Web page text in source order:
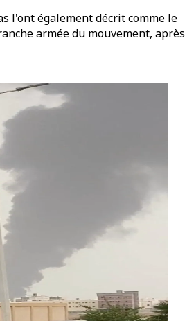
l'ont également décrit comme le
armée du mouvement, après